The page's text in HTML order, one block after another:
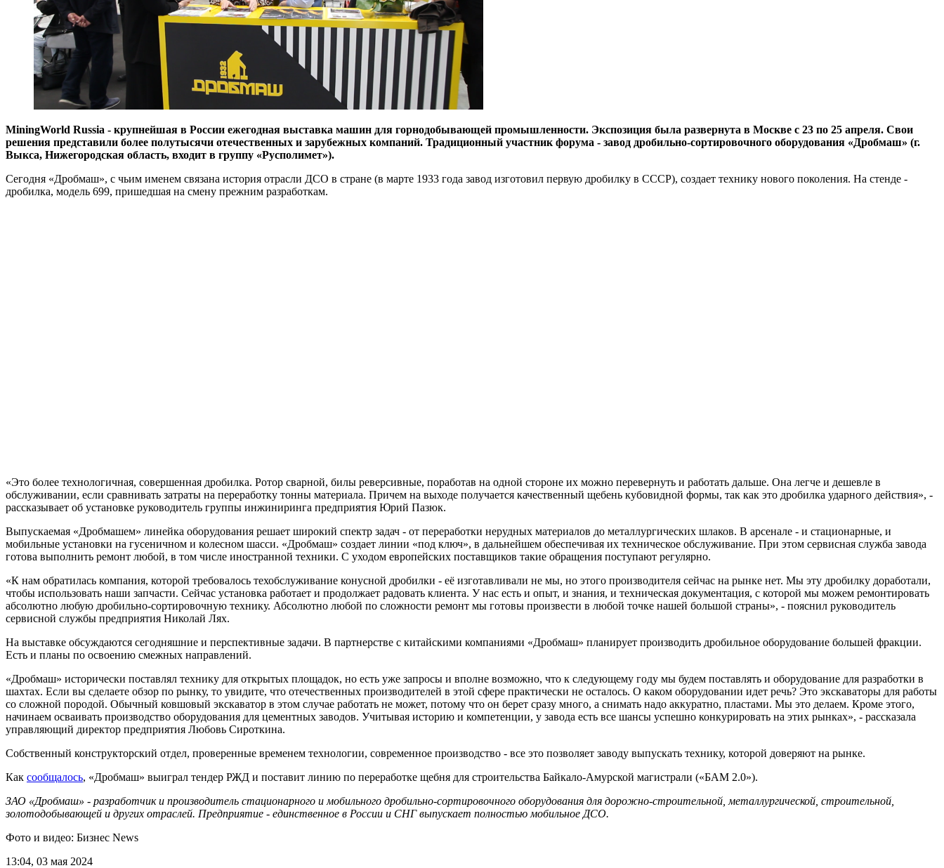
MiningWorld Russia - крупнейшая в России ежегодная выставка машин для горнодобывающей промышленности. Экспозиция была развернута в Москве с 23 по 25 апреля. Свои
решения представили более полутысячи отечественных и зарубежных компаний. Традиционный участник форума - завод дробильно-сортировочного оборудования «Дробмаш» (г.
Выкса, Нижегородская область, входит в группу «Русполимет»).
Сегодня «Дробмаш», с чьим именем связана история отрасли ДСО в стране (в марте 1933 года завод изготовил первую дробилку в СССР), создает технику нового поколения. На стенде -
дробилка, модель 699, пришедшая на смену прежним разработкам.
«Это более технологичная, совершенная дробилка. Ротор сварной, билы реверсивные, поработав на одной стороне их можно перевернуть и работать дальше. Она легче и дешевле в
обслуживании, если сравнивать затраты на переработку тонны материала. Причем на выходе получается качественный щебень кубовидной формы, так как это дробилка ударного действия», -
рассказывает об установке руководитель группы инжиниринга предприятия Юрий Пазюк.
Выпускаемая «Дробмашем» линейка оборудования решает широкий спектр задач - от переработки нерудных материалов до металлургических шлаков. В арсенале - и стационарные, и
мобильные установки на гусеничном и колесном шасси. «Дробмаш» создает линии «под ключ», в дальнейшем обеспечивая их техническое обслуживание. При этом сервисная служба завода
готова выполнить ремонт любой, в том числе иностранной техники. С уходом европейских поставщиков такие обращения поступают регулярно.
«К нам обратилась компания, которой требовалось техобслуживание конусной дробилки - её изготавливали не мы, но этого производителя сейчас на рынке нет. Мы эту дробилку доработали,
чтобы использовать наши запчасти. Сейчас установка работает и продолжает радовать клиента. У нас есть и опыт, и знания, и техническая документация, с которой мы можем ремонтировать
абсолютно любую дробильно-сортировочную технику. Абсолютно любой по сложности ремонт мы готовы произвести в любой точке нашей большой страны», - пояснил руководитель
сервисной службы предприятия Николай Лях.
На выставке обсуждаются сегодняшние и перспективные задачи. В партнерстве с китайскими компаниями «Дробмаш» планирует производить дробильное оборудование большей фракции.
Есть и планы по освоению смежных направлений.
«Дробмаш» исторически поставлял технику для открытых площадок, но есть уже запросы и вполне возможно, что к следующему году мы будем поставлять и оборудование для разработки в
шахтах. Если вы сделаете обзор по рынку, то увидите, что отечественных производителей в этой сфере практически не осталось. О каком оборудовании идет речь? Это экскаваторы для работы
со сложной породой. Обычный ковшовый экскаватор в этом случае работать не может, потому что он берет сразу много, а снимать надо аккуратно, пластами. Мы это делаем. Кроме этого,
начинаем осваивать производство оборудования для цементных заводов. Учитывая историю и компетенции, у завода есть все шансы успешно конкурировать на этих рынках», - рассказала
управляющий директор предприятия Любовь Сироткина.
Собственный конструкторский отдел, проверенные временем технологии, современное производство - все это позволяет заводу выпускать технику, которой доверяют на рынке.
Как сообщалось, «Дробмаш» выиграл тендер РЖД и поставит линию по переработке щебня для строительства Байкало-Амурской магистрали («БАМ 2.0»).
ЗАО «Дробмаш» - разработчик и производитель стационарного и мобильного дробильно-сортировочного оборудования для дорожно-строительной, металлургической, строительной,
золотодобывающей и других отраслей. Предприятие - единственное в России и СНГ выпускает полностью мобильное ДСО.
Фото и видео: Бизнес News
13:04, 03 мая 2024